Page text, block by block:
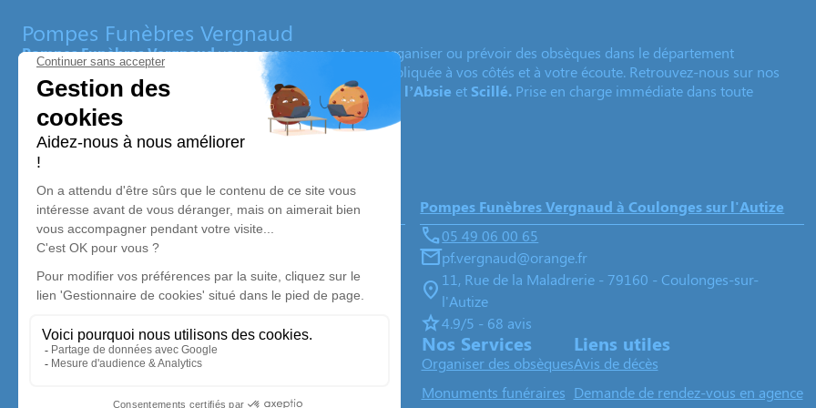
Pompes Funèbres Vergnaud
Pompes Funèbres Vergnaudvous accompagnent pour organiser ou prévoir des obsèques dans le département
desDeux-Sèvres(79)et Vendée (85). C’est une équipe impliquée à vos côtés et à votre écoute. Retrouvez-nous sur nos
agences de pompes funèbres à
Coulonges-sur-l’Autize ou l’Absie et Scillé. Prise en charge immédiate dans toute
Nouvelle-Aquitaine.
Nos agences
Pompes Funèbres Vergnaud à Scillé
05 49 63 73 31
pf.vergnaud@orange.fr
1 Rue de la Promenade - 79240 - Scillé
4.9/5 - 27 avis
Pompes Funèbres Vergnaud à Coulonges sur l'Autize
05 49 06 00 65
pf.vergnaud@orange.fr
11, Rue de la Maladrerie - 79160 - Coulonges-sur-
l'Autize
4.9/5 - 68 avis
Nos Services
Organiser des obsèques
Monuments funéraires
Liens utiles
Avis de décès
Demande de rendez-vous en agence